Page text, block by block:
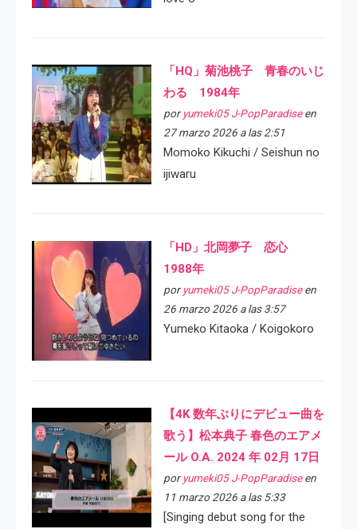
「HQ」菊池桃子 青春のいじ
わる 1984年
por yumeki05 J-PopParadiseen
27 marzo 2026 a las 2:51
Momoko Kikuchi / Seishun no
ijiwaru
「HD」北岡夢子 恋心
1988年
por yumeki05 J-PopParadiseen
26 marzo 2026 a las 3:57
Yumeko Kitaoka / Koigokoro
【4K 数年ぶりにデビュー曲を
歌う】松本典子 春色のエアメ
ール O.A. 2024 年 02月 17日
por yumeki05 J-PopParadiseen
11 marzo 2026 a las 5:33
[Singing debut song for the